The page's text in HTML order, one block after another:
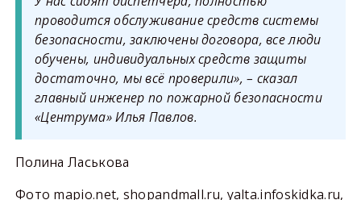
проводится обслуживание средств системы
безопасности, заключены договора, все люди
обучены, индивидуальных средств защиты
достаточно, мы всё проверили», – сказал
главный инженер по пожарной безопасности
«Центрума» Илья Павлов.
Полина Ласькова
Фото mapio.net, shopandmall.ru, yalta.infoskidka.ru,